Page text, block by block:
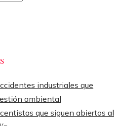
industriales que
ambiental
que siguen abiertos al